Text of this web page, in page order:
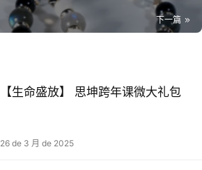
下一篇
【生命‬盛放】 思坤跨年课微‬大礼包
26 de 3 月 de 2025